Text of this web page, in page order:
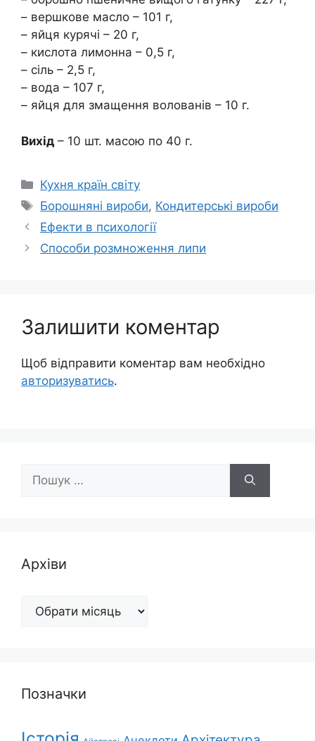
– вершкове масло – 101 г,
– яйця курячі – 20 г,
– кислота лимонна – 0,5 г,
– сіль – 2,5 г,
– вода – 107 г,
– яйця для змащення волованів – 10 г.
Вихід – 10 шт. масою по 40 г.
Категорії
Кухня країн світу
Позначки
Борошняні вироби, Кондитерські вироби
Ефекти в психології
Способи розмноження липи
Залишити коментар
Щоб відправити коментар вам необхідно
авторизуватись.
Пошук:
Архіви
Архіви
Позначки